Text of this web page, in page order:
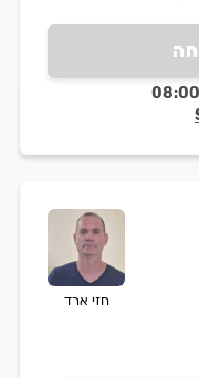
חזי ארד